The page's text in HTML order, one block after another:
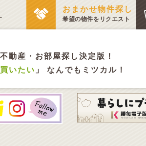
おまかせ物件探し
希望の物件をリクエスト
動産・お部屋探し決定版！
買いたい 」 なんでもミツカル！